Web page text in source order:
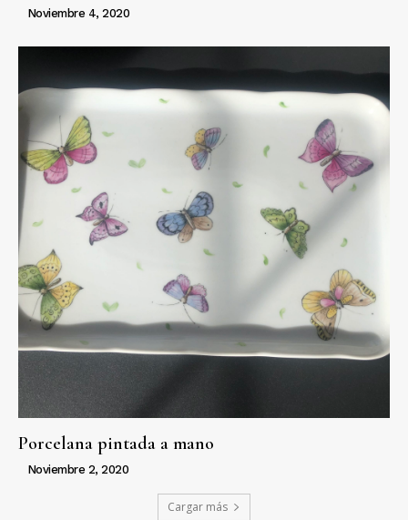
Noviembre 4, 2020
Porcelana pintada a mano
Noviembre 2, 2020
Cargar más